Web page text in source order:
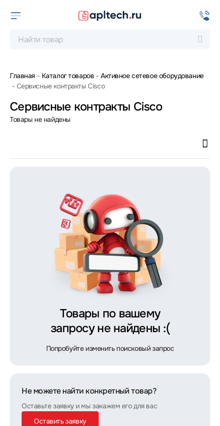
Главная Каталог товаров
Активное сетевое оборудование
Сервисные контракты Cisco
Сервисные контракты Cisco
Товары не найдены
Товары по вашему
запросу не найдены :(
Попробуйте изменить поисковый запрос
Не можете найти конкретный товар?
Оставьте заявку и мы закажем его для вас
Оставить заявку